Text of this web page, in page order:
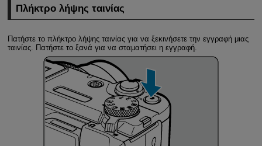
Πλήκτρο λήψης ταινίας
Πατήστε το πλήκτρο λήψης ταινίας για να ξεκινήσετε την εγγραφή μιας
ταινίας. Πατήστε το ξανά για να σταματήσει η εγγραφή.